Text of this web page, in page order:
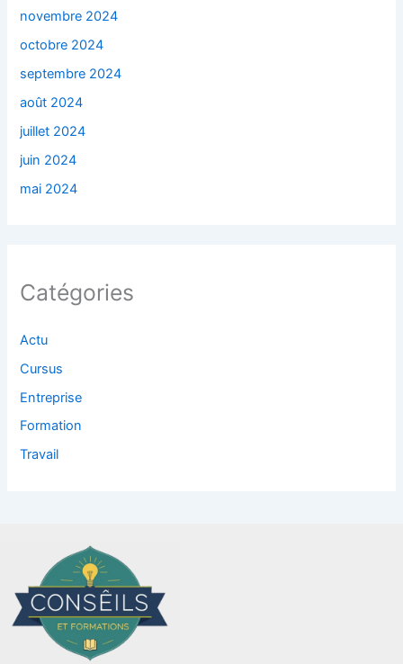
novembre 2024
octobre 2024
septembre 2024
août 2024
juillet 2024
juin 2024
mai 2024
Catégories
Actu
Cursus
Entreprise
Formation
Travail